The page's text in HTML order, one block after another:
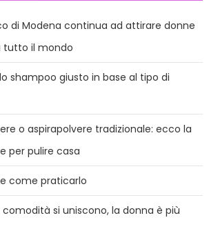
di Modena continua ad attirare donne
tutto il mondo
shampoo giusto in base al tipo di
o aspirapolvere tradizionale: ecco la
per pulire casa
e come praticarlo
si uniscono, la donna è più